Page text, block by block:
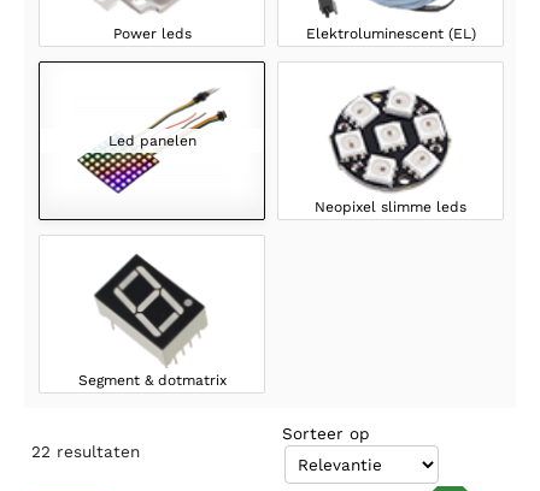
Power leds Elektroluminescent (EL)
Led panelen
Neopixel slimme leds
Segment & dotmatrix
22 resultaten
Sorteer op